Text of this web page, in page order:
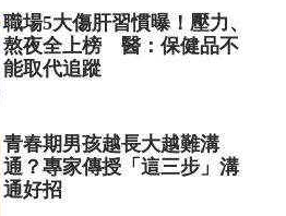
職場5大傷肝習慣曝！壓力、
熬夜全上榜 醫：保健品不
能取代追蹤
青春期男孩越長大越難溝
通？專家傳授「這三步」溝
通好招